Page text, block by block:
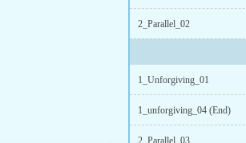
2_Parallel_02
1_Unforgiving_01
1_unforgiving_04 (End)
2_Parallel_03